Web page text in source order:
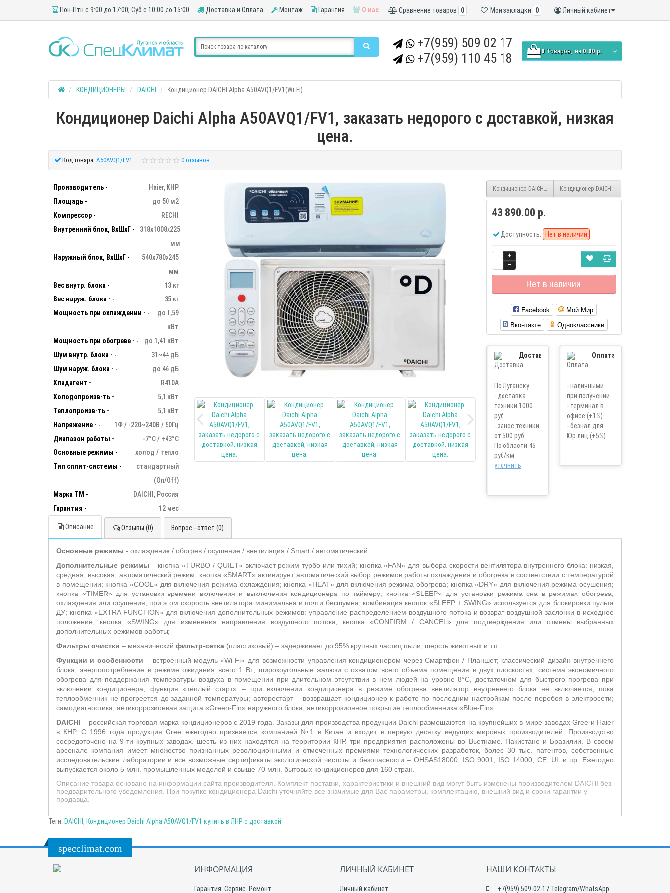
Пон-Птн с 9:00 до 17:00; Суб с 10:00 до 15:00 Доставка и Оплата Монтаж Гарантия О нас Личный кабинет
Мои закладки 0
Сравнение товаров 0
+7(959) 509 02 17
+7(959) 110 45 18
0 Tоваров, на 0.00 р.
КОНДИЦИОНЕРЫ DAICHI Кондиционер DAICHI Alpha A50AVQ1/FV1(Wi-Fi)
Кондиционер Daichi Alpha A50AVQ1/FV1, заказать недорого с доставкой, низкая
цена.
Код товара: A50AVQ1/FV1 0 отзывов
Производитель -
Haier, КНР
Площадь -
до 50 м2
Компрессор -
RECHI
Внутренний блок, ВхШхГ -
318х1008х225
мм
Наружный блок, ВхШхГ -
540х780х245
мм
Вес внутр. блока -
13 кг
Вес наруж. блока -
35 кг
Мощность при охлаждении -
до 1,59
кВт
Мощность при обогреве -
до 1,41 кВт
Шум внутр. блока -
31~44 дБ
Шум наруж. блока -
до 46 дБ
Хладагент -
R410А
Холодопроизв-ть -
5,1 кВт
Теплопроизв-ть -
5,1 кВт
Напряжение -
1Ф / -220~240В / 50Гц
Диапазон работы -
-7°С / +43°С
Основные режимы -
холод / тепло
Тип сплит-системы -
стандартный
(On/Off)
Марка ТМ -
DAICHI, Россия
Гарантия -
12 мес
Кондиционер DAICHI Alpha A35AVQ1/FV1(Wi-Fi)
Кондиционер DAICHI Alpha A20AVQ1/
43 890.00 р.
Доступность: Нет в наличии
Нет в наличии
Facebook
Мой Мир
Вконтакте
Одноклассники
Доставка
По Луганску
- доставка
техники 1000
руб.
- занос техники
от 500 руб
По области 45
руб/км
уточнить
Оплата
- наличными
при получении
- терминал в
офисе (+1%)
- безнал для
Юр.лиц (+5%)
Описание Отзывы (0) Вопрос - ответ (0)
Основные режимы - охлаждение / обогрев / осушение / вентиляция / Smart / автоматический.
Дополнительные режимы – кнопка «TURBO / QUIET» включает режим турбо или тихий; кнопка «FAN» для выбора скорости вентилятора внутреннего блока: низкая,
средняя, высокая, автоматический режим; кнопка «SMART» активирует автоматический выбор режимов работы охлаждения и обогрева в соответствии с температурой
в помещении; кнопка «COOL» для включения режима охлаждения; кнопка «HEAT» для включения режима обогрева; кнопка «DRY» для включения режима осушения;
кнопка «TIMER» для установки времени включения и выключения кондиционера по таймеру; кнопка «SLEEP» для установки режима сна в режимах обогрева,
охлаждения или осушения, при этом скорость вентилятора минимальна и почти бесшумна; комбинация кнопок «SLEEP + SWING» используется для блокировки пульта
ДУ; кнопка «EXTRA FUNCTION» для включения дополнительных режимов: управление распределением воздушного потока и возврат воздушной заслонки в исходное
положение; кнопка «SWING» для изменения направления воздушного потока; кнопка «CONFIRM / CANCEL» для подтверждения или отмены выбранных
дополнительных режимов работы;
Фильтры очистки – механический фильтр-сетка (пластиковый) – задерживает до 95% крупных частиц пыли, шерсть животных и т.п.
Функции и особенности – встроенный модуль «Wi-Fi» для возможности управления кондиционером через Смартфон / Планшет; классический дизайн внутреннего
блока; энергопотребление в режиме ожидания всего 1 Вт; широкоугольные жалюзи с охватом всего объема помещения в двух плоскостях; система экономичного
обогрева для поддержания температуры воздуха в помещении при длительном отсутствии в нем людей на уровне 8°С, достаточном для быстрого прогрева при
включении кондиционера; функция «тёплый старт» – при включении кондиционера в режиме обогрева вентилятор внутреннего блока не включается, пока
теплообменник не прогреется до заданной температуры; авторестарт – возвращает кондиционер к работе по последним настройкам после перебоя в электросети;
самодиагностика; антикоррозионная защита «Green-Fin» наружного блока; антикоррозионное покрытие теплообменника «Blue-Fin».
DAICHI– российская торговая марка кондиционеров с 2019 года. Заказы для производства продукции Daichi размещаются на крупнейших в мире заводах Gree и Haier
в КНР. С 1996 года продукция Gree ежегодно признается компанией №1 в Китае и входит в первую десятку ведущих мировых производителей. Производство
сосредоточено на 9-ти крупных заводах, шесть из них находятся на территории КНР, три предприятия расположены во Вьетнаме, Пакистане и Бразилии. В своем
арсенале компания имеет множество признанных революционными и отмеченных премиями технологических разработок, более 30 тыс. патентов, собственные
исследовательские лаборатории и все возможные сертификаты экологической чистоты и безопасности – OHSAS18000, ISO 9001, ISO 14000, CE, UL и пр. Ежегодно
выпускается около 5 млн. промышленных моделей и свыше 70 млн. бытовых кондиционеров для 160 стран.
Описание товара основано на информации сайта производителя. Комплект поставки, характеристики и внешний вид могут быть изменены производителем DAICHI без
предварительного уведомления. При покупке кондиционера Daichi уточняйте все значимые для Вас параметры, комплектацию, внешний вид и сроки гарантии у
продавца.
Теги: DAICHI , Кондиционер Daichi Alpha A50AVQ1/FV1 купить в ЛНР с доставкой
specclimat.com
ИНФОРМАЦИЯ
Гарантия. Сервис. Ремонт.
ЛИЧНЫЙ КАБИНЕТ
Личный кабинет
НАШИ КОНТАКТЫ
+7(959) 509-02-17 Telegram/WhatsApp